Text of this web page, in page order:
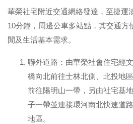
華榮社宅附近交通網絡發達，至捷運
10分鐘，周邊公車多站點，其交通方
閒及生活基本需求。
聯外道路：由華榮社會住宅經
橋向北前往士林北側、北投地
前往陽明山一帶，另由社宅基
子一帶並連接環河南北快速道
地區。